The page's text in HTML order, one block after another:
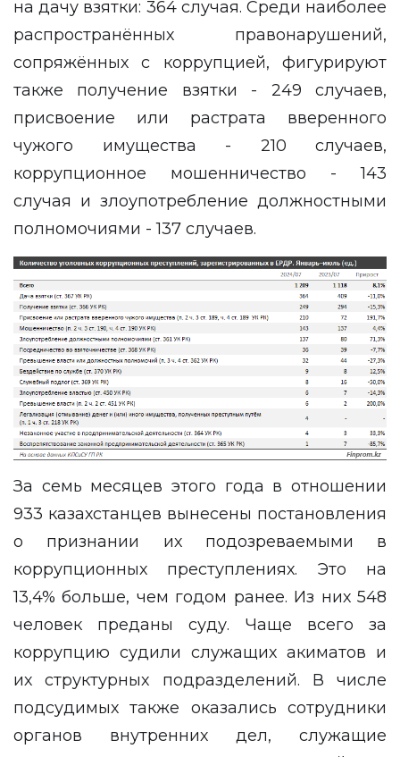
на дачу взятки: 364 случая. Среди наиболее
распространённых правонарушений,
сопряжённых с коррупцией, фигурируют
также получение взятки - 249 случаев,
присвоение или растрата вверенного
чужого имущества - 210 случаев,
коррупционное мошенничество - 143
случая и злоупотребление должностными
полномочиями - 137 случаев.
За семь месяцев этого года в отношении
933 казахстанцев вынесены постановления
о признании их подозреваемыми в
коррупционных преступлениях. Это на
13,4% больше, чем годом ранее. Из них 548
человек преданы суду. Чаще всего за
коррупцию судили служащих акиматов и
их структурных подразделений. В числе
подсудимых также оказались сотрудники
органов внутренних дел, служащие